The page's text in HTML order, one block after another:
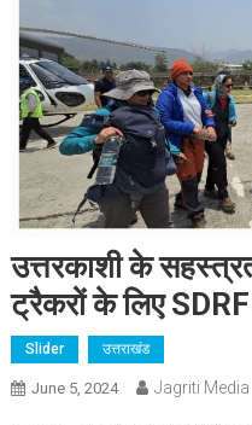
उत्तरकाशी के
ट्रैकरों के लिए
Slider उत्तराखंड
June 5, 2024 Jagriti Media